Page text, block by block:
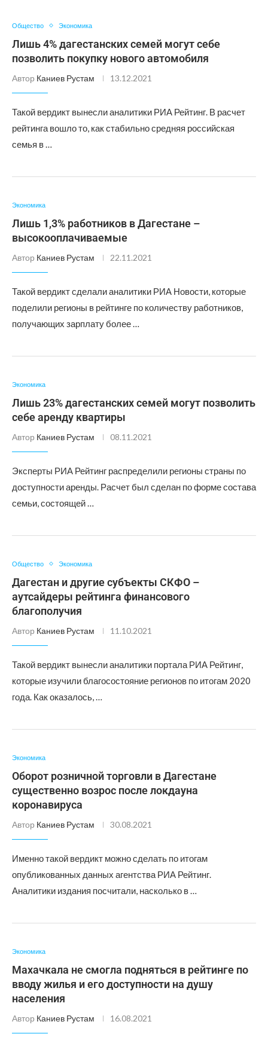
Общество Экономика
Лишь 4% дагестанских семей могут себе
позволить покупку нового автомобиля
Автор Каниев Рустам 13.12.2021
Такой вердикт вынесли аналитики РИА Рейтинг. В расчет
рейтинга вошло то, как стабильно средняя российская
семья в …
Экономика
Лишь 1,3% работников в Дагестане –
высокооплачиваемые
Автор Каниев Рустам 22.11.2021
Такой вердикт сделали аналитики РИА Новости, которые
поделили регионы в рейтинге по количеству работников,
получающих зарплату более …
Экономика
Лишь 23% дагестанских семей могут позволить
себе аренду квартиры
Автор Каниев Рустам 08.11.2021
Эксперты РИА Рейтинг распределили регионы страны по
доступности аренды. Расчет был сделан по форме состава
семьи, состоящей …
Общество Экономика
Дагестан и другие субъекты СКФО –
аутсайдеры рейтинга финансового
благополучия
Автор Каниев Рустам 11.10.2021
Такой вердикт вынесли аналитики портала РИА Рейтинг,
которые изучили благосостояние регионов по итогам 2020
года. Как оказалось, …
Экономика
Оборот розничной торговли в Дагестане
существенно возрос после локдауна
коронавируса
Автор Каниев Рустам 30.08.2021
Именно такой вердикт можно сделать по итогам
опубликованных данных агентства РИА Рейтинг.
Аналитики издания посчитали, насколько в …
Экономика
Махачкала не смогла подняться в рейтинге по
вводу жилья и его доступности на душу
населения
Автор Каниев Рустам 16.08.2021